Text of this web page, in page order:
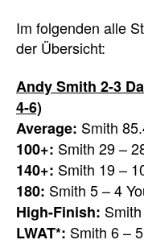
Im folgenden alle
der Übersicht:
Andy Smith 2-3
4-6)
Average: Smith
100+: Smith 29 –
140+: Smith 19 –
180: Smith 5 – 4
High-Finish:
LWAT*: Smith 6 –